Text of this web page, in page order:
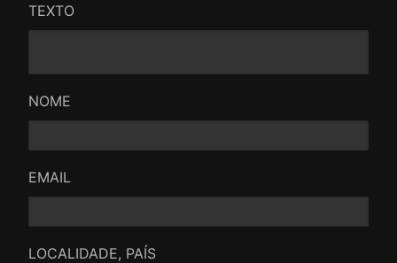
TEXTO
NOME
EMAIL
LOCALIDADE, PAÍS